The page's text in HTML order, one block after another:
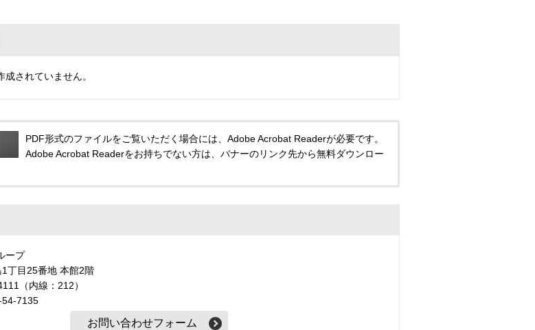
されていません。
PDF形式のファイルをご覧いただく場合には、Adobe Acrobat Readerが必要です。
Adobe Acrobat Readerをお持ちでない方は、バナーのリンク先から無料ダウンロー
ープ
丁目25番地 本館2階
（内線：212）
54-7135